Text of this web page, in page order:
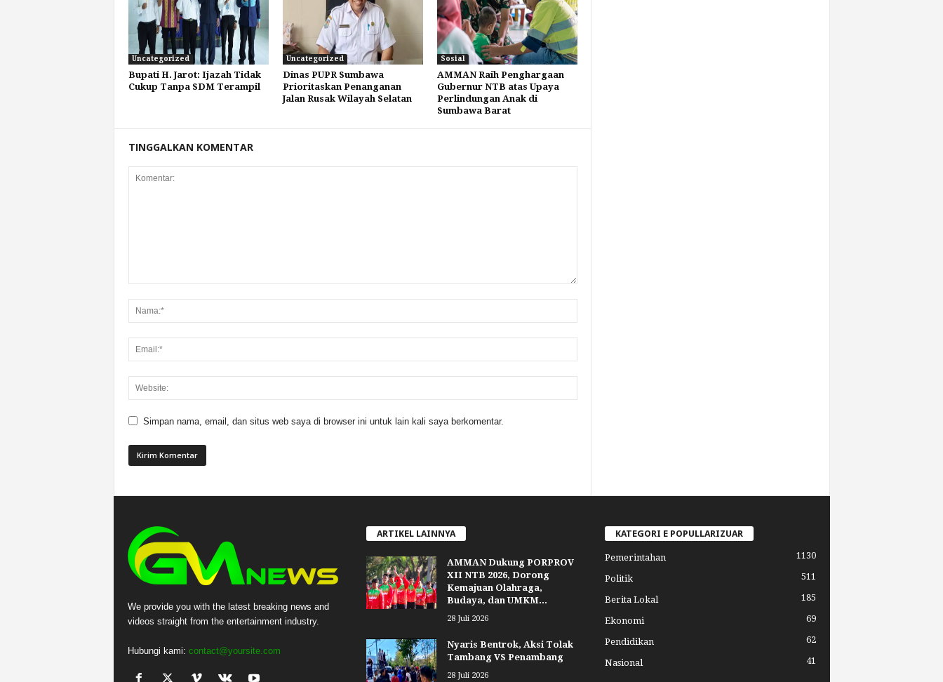
Uncategorized
Bupati H. Jarot: Ijazah Tidak
Cukup Tanpa SDM Terampil
Uncategorized
Dinas PUPR Sumbawa
Prioritaskan Penanganan
Jalan Rusak Wilayah Selatan
Sosial
AMMAN Raih Penghargaan
Gubernur NTB atas Upaya
Perlindungan Anak di
Sumbawa Barat
TINGGALKAN KOMENTAR
Simpan nama, email, dan situs web saya di browser ini untuk lain kali saya berkomentar.
We provide you with the latest breaking news and
videos straight from the entertainment industry.
Hubungi kami: contact@yoursite.com
ARTIKEL LAINNYA
AMMAN Dukung PORPROV
XII NTB 2026, Dorong
Kemajuan Olahraga,
Budaya, dan UMKM...
28 Juli 2026
Nyaris Bentrok, Aksi Tolak
Tambang VS Penambang
28 Juli 2026
KATEGORI E POPULLARIZUAR
Pemerintahan 1130
Politik 511
Berita Lokal 185
Ekonomi 69
Pendidikan 62
Nasional 41